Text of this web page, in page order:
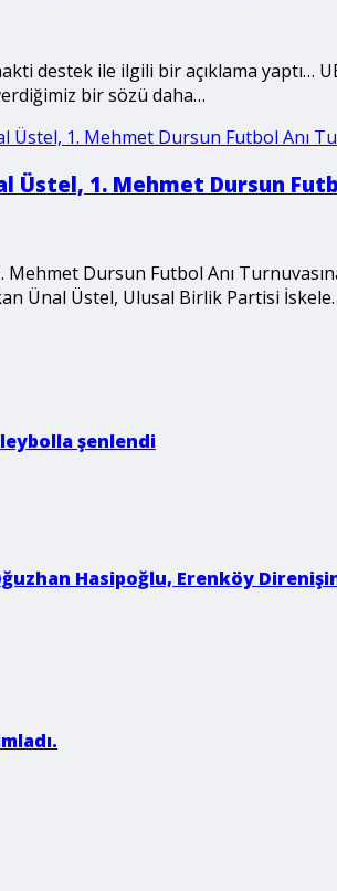
destek ile ilgili bir açıklama yaptı…
bir sözü daha…
Üstel, 1. Mehmet Dursun
Dursun Futbol Anı
Ünal Üstel, Ulusal Birlik Partisi
şenlendi
Hasipoğlu, Erenköy